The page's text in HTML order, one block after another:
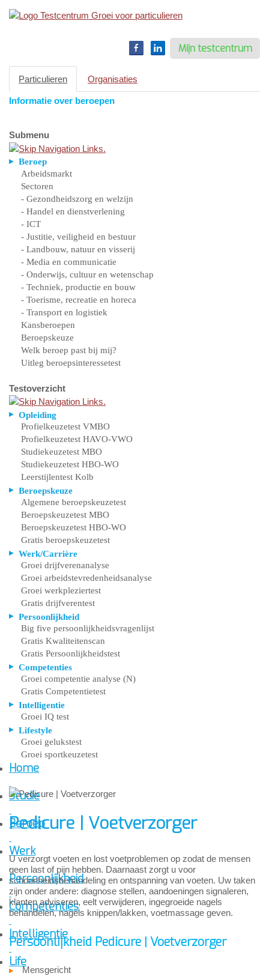
Mijn testcentrum
Particulieren Organisaties
Informatie over beroepen
Submenu
Beroep
Arbeidsmarkt
Sectoren
- Gezondheidszorg en welzijn
- Handel en dienstverlening
- ICT
- Justitie, veiligheid en bestuur
- Landbouw, natuur en visserij
- Media en communicatie
- Onderwijs, cultuur en wetenschap
- Techniek, productie en bouw
- Toerisme, recreatie en horeca
- Transport en logistiek
Kansberoepen
Beroepskeuze
Welk beroep past bij mij?
Uitleg beroepsinteressetest
Testoverzicht
Opleiding
Profielkeuzetest VMBO
Profielkeuzetest HAVO-VWO
Studiekeuzetest MBO
Studiekeuzetest HBO-WO
Leerstijlentest Kolb
Beroepskeuze
Algemene beroepskeuzetest
Beroepskeuzetest MBO
Beroepskeuzetest HBO-WO
Gratis beroepskeuzetest
Werk/Carrière
Groei drijfverenanalyse
Groei arbeidstevredenheidsanalyse
Groei werkpleziertest
Gratis drijfverentest
Persoonlijkheid
Big five persoonlijkheidsvragenlijst
Gratis Kwaliteitenscan
Gratis Persoonlijkheidstest
Competenties
Groei competentie analyse (N)
Gratis Competentietest
Intelligentie
Groei IQ test
Lifestyle
Groei gelukstest
Groei sportkeuzetest
Home
Studie
Beroep
Werk
Persoonlijkheid
Competenties
Intelligentie
Life
Pedicure | Voetverzorger
U verzorgt voeten en lost voetproblemen op zodat de mensen
geen last of pijn hebben. Daarnaast zorgt u voor
schoonheidsbehandeling en ontspanning van voeten. Uw taken
zijn onder andere: diagnose stellen, aandoeningen signaleren,
klanten adviseren, eelt verwijderen, ingegroeide nagels
behandelen, nagels knippen/lakken, voetmassage geven.
Persoonlijkheid Pedicure | Voetverzorger
Mensgericht